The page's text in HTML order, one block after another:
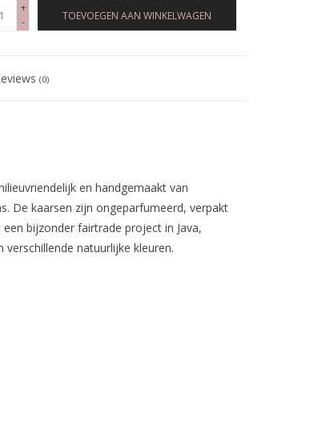
+
-
TOEVOEGEN AAN WINKELWAGEN
(0)
en handgemaakt van
De kaarsen zijn ongeparfumeerd, verpakt
bijzonder fairtrade project in Java,
natuurlijke kleuren.